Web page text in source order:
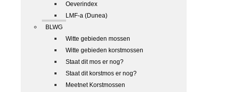
Oeverindex
LMF-a (Dunea)
BLWG
Witte gebieden mossen
Witte gebieden korstmossen
Staat dit mos er nog?
Staat dit korstmos er nog?
Meetnet Korstmossen